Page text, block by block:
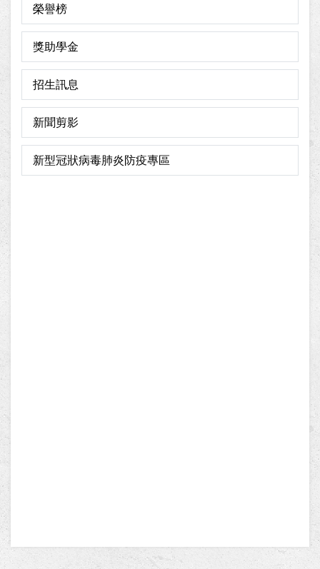
榮譽榜
獎助學金
招生訊息
新聞剪影
新型冠狀病毒肺炎防疫專區